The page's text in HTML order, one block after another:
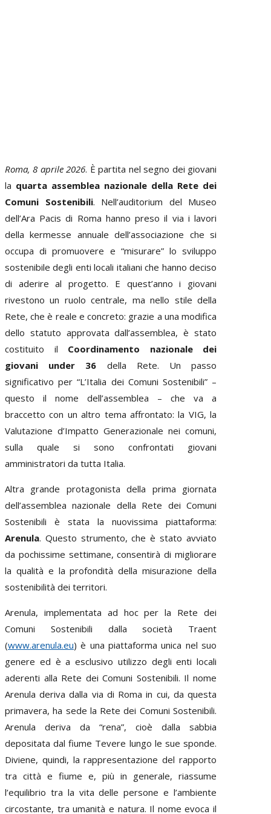
Roma, 8 aprile 2026. È partita nel segno dei giovani
la quarta assemblea nazionale della Rete dei
Comuni Sostenibili. Nell’auditorium del Museo
dell’Ara Pacis di Roma hanno preso il via i lavori
della kermesse annuale dell’associazione che si
occupa di promuovere e “misurare” lo sviluppo
sostenibile degli enti locali italiani che hanno deciso
di aderire al progetto. E quest’anno i giovani
rivestono un ruolo centrale, ma nello stile della
Rete, che è reale e concreto: grazie a una modifica
dello statuto approvata dall’assemblea, è stato
costituito il Coordinamento nazionale dei
giovani under 36 della Rete. Un passo
significativo per “L’Italia dei Comuni Sostenibili” –
questo il nome dell’assemblea – che va a
braccetto con un altro tema affrontato: la VIG, la
Valutazione d’Impatto Generazionale nei comuni,
sulla quale si sono confrontati giovani
amministratori da tutta Italia.
Altra grande protagonista della prima giornata
dell’assemblea nazionale della Rete dei Comuni
Sostenibili è stata la nuovissima piattaforma:
Arenula. Questo strumento, che è stato avviato
da pochissime settimane, consentirà di migliorare
la qualità e la profondità della misurazione della
sostenibilità dei territori.
Arenula, implementata ad hoc per la Rete dei
Comuni Sostenibili dalla società Traent
(www.arenula.eu) è una piattaforma unica nel suo
genere ed è a esclusivo utilizzo degli enti locali
aderenti alla Rete dei Comuni Sostenibili. Il nome
Arenula deriva dalla via di Roma in cui, da questa
primavera, ha sede la Rete dei Comuni Sostenibili.
Arenula deriva da “rena”, cioè dalla sabbia
depositata dal fiume Tevere lungo le sue sponde.
Diviene, quindi, la rappresentazione del rapporto
tra città e fiume e, più in generale, riassume
l’equilibrio tra la vita delle persone e l’ambiente
circostante, tra umanità e natura. Il nome evoca il